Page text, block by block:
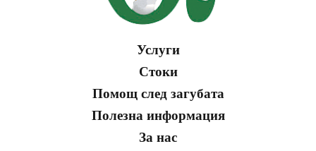
Услуги
Стоки
Помощ след загубата
Полезна информация
За нас